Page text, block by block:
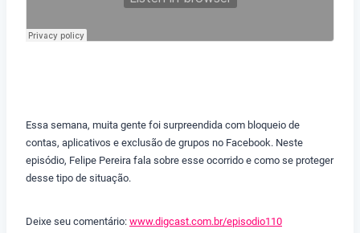
Essa semana, muita gente foi surpreendida com bloqueio de
contas, aplicativos e exclusão de grupos no Facebook. Neste
episódio, Felipe Pereira fala sobre esse ocorrido e como se proteger
desse tipo de situação.
Deixe seu comentário: www.digcast.com.br/episodio110